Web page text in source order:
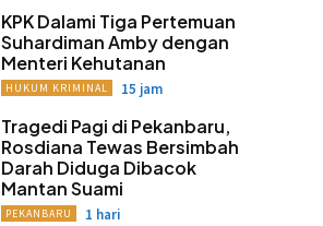
KPK Dalami Tiga Pertemuan
Suhardiman Amby dengan
Menteri Kehutanan
HUKUM KRIMINAL 15 jam
Tragedi Pagi di Pekanbaru,
Rosdiana Tewas Bersimbah
Darah Diduga Dibacok
Mantan Suami
PEKANBARU 1 hari